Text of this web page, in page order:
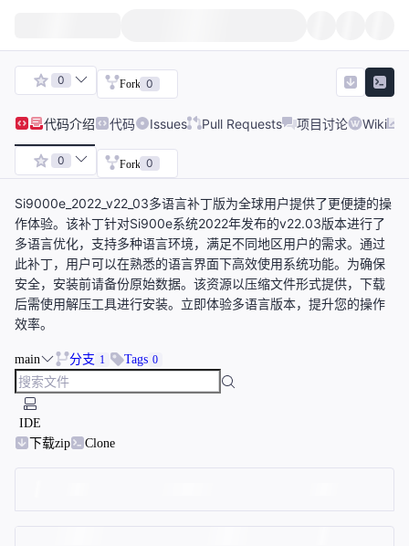
0 Fork 0
代码介绍 代码 Issues Pull Requests 项目讨论 Wiki
0 Fork 0
Si9000e_2022_v22_03多语言补丁版为全球用户提供了更便捷的操
作体验。该补丁针对Si900e系统2022年发布的v22.03版本进行了
多语言优化，支持多种语言环境，满足不同地区用户的需求。通过
此补丁，用户可以在熟悉的语言界面下高效使用系统功能。为确保
安全，安装前请备份原始数据。该资源以压缩文件形式提供，下载
后需使用解压工具进行安装。立即体验多语言版本，提升您的操作
效率。
main 分支 1 Tags 0
IDE
下载zip
Clone